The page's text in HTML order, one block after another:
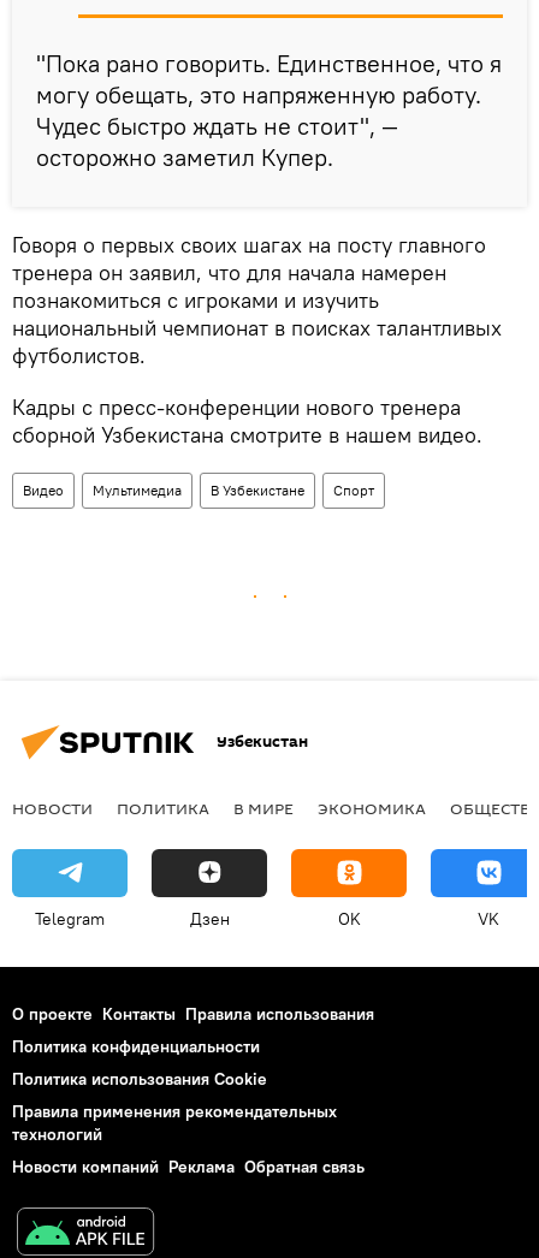
"Пока рано говорить. Единственное, что я
могу обещать, это напряженную работу.
Чудес быстро ждать не стоит", —
осторожно заметил Купер.
Говоря о первых своих шагах на посту главного
тренера он заявил, что для начала намерен
познакомиться с игроками и изучить
национальный чемпионат в поисках талантливых
футболистов.
Кадры с пресс-конференции нового тренера
сборной Узбекистана смотрите в нашем видео.
Видео Мультимедиа В Узбекистане Спорт
Узбекистан
НОВОСТИ ПОЛИТИКА В МИРЕ ЭКОНОМИКА
Telegram Дзен OK VK
О проекте Контакты Правила использования
Политика конфиденциальности
Политика использования Cookie
Правила применения рекомендательных
технологий
Новости компаний Реклама Обратная связь